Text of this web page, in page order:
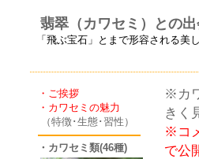
翡翠（カワセミ）との
「飛ぶ宝石」とまで形容される
・ご挨拶
・カワセミの魅力
（特徴･生態･習性）
・カワセミ類(46種)
※カ
きく
※コ
で公